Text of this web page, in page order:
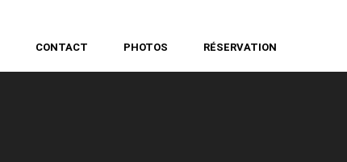
CONTACT PHOTOS RÉSERVATION